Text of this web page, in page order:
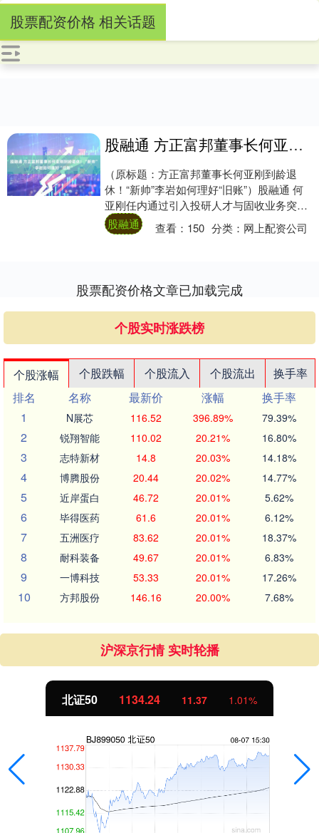
股票配资价格 相关话题
股融通 方正富邦董事长何亚刚到龄退休！“新帅”李岩如何理好“旧账”
（原标题：方正富邦董事长何亚刚到龄退
休！“新帅”李岩如何理好“旧账”）股融通 何
亚刚任内通过引入投研人才与固收业务突
破，带领方正富邦基金实现管理规模增长，
走出长....
股融通 查看： 150 分类： 网上配资公司
股票配资价格文章已加载完成
个股实时涨跌榜
个股涨幅 个股跌幅 个股流入 个股流出
换手率
排名
名称 最新价 涨幅
换手率
1
N展芯 116.52 396.89% 79.39%
2 锐翔智能 110.02 20.21% 16.80%
3 志特新材 14.8 20.03% 14.18%
4 博腾股份 20.44 20.02% 14.77%
5 近岸蛋白 46.72 20.01% 5.62%
6 毕得医药 61.6 20.01% 6.12%
7 五洲医疗 83.62 20.01% 18.37%
8 耐科装备 49.67 20.01% 6.83%
9 一博科技 53.33 20.01% 17.26%
10 方邦股份 146.16 20.00% 7.68%
沪深京行情 实时轮播
北证50 1134.24 11.37 1.01%